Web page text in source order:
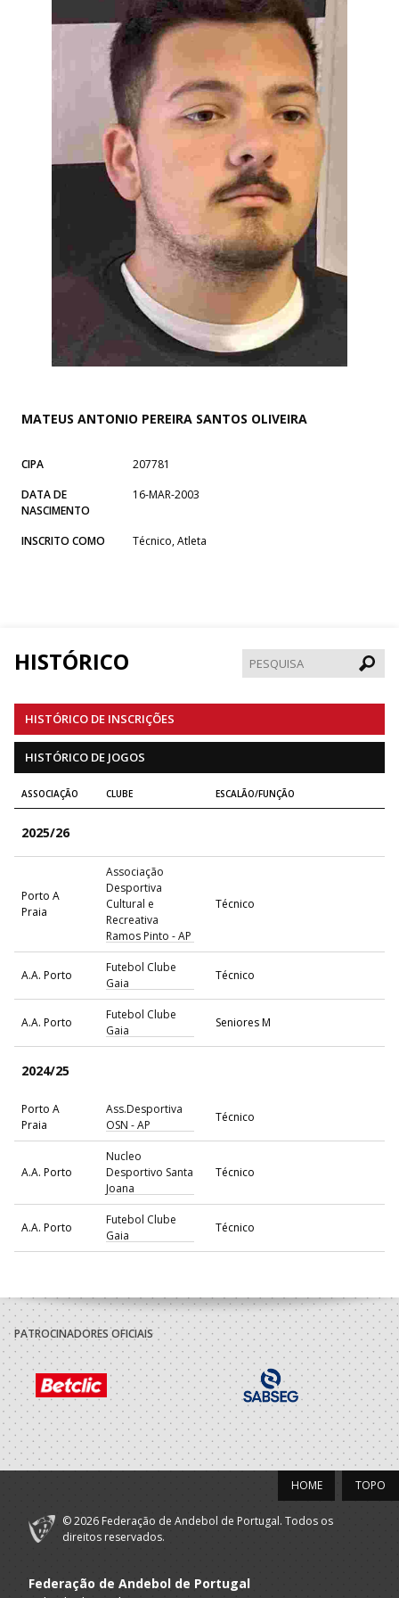
MATEUS ANTONIO PEREIRA SANTOS OLIVEIRA
CIPA
207781
DATA DE
NASCIMENTO
16-MAR-2003
INSCRITO COMO Técnico, Atleta
HISTÓRICO
HISTÓRICO DE INSCRIÇÕES
HISTÓRICO DE JOGOS
ASSOCIAÇÃO CLUBE ESCALÃO/FUNÇÃO
2025/26
Porto A
Praia
Associação
Desportiva
Cultural e
Recreativa
Ramos Pinto - AP
Técnico
A.A. Porto
Futebol Clube
Gaia
Técnico
A.A. Porto
Futebol Clube
Gaia
Seniores M
2024/25
Porto A
Praia
Ass.Desportiva
OSN - AP
Técnico
A.A. Porto
Nucleo
Desportivo Santa
Joana
Técnico
A.A. Porto
Futebol Clube
Gaia
Técnico
A.A. Porto
ACADÉMICO
FUTEBOL CLUBE
Seniores M
2023/24
Porto A
Praia
Ass.Desportiva
OSN - AP
Técnico
Maiastars-Clube
Desporto Cultura
Porto A
Ass.Desportiva
A.A. Porto
Gondomar
Seniores M
PATROCINADORES OFICIAIS
TOPO
HOME
© 2026 Federação de Andebol de Portugal. Todos os
direitos reservados.
Federação de Andebol de Portugal